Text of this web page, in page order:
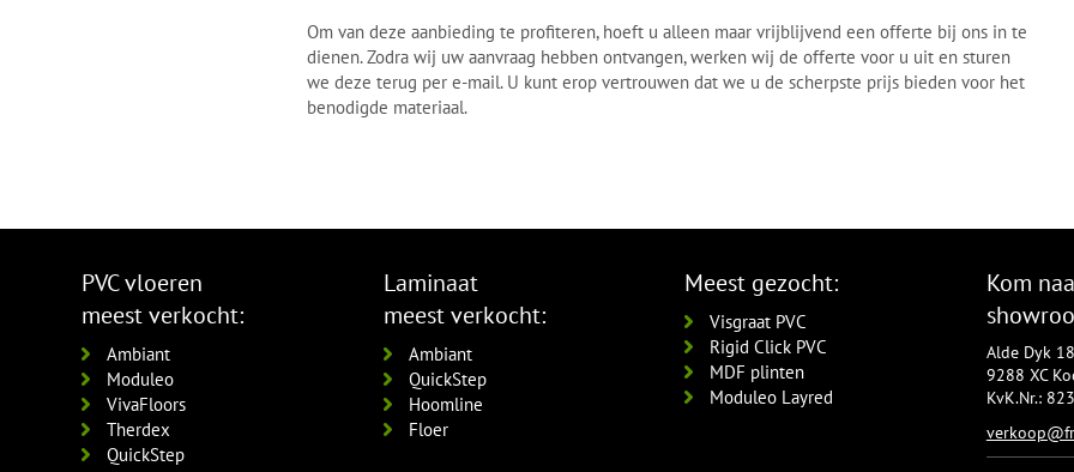
Om van deze aanbieding te profiteren, hoeft u alleen maar vrijblijvend een offerte bij ons in te
dienen. Zodra wij uw aanvraag hebben ontvangen, werken wij de offerte voor u uit en sturen
we deze terug per e-mail. U kunt erop vertrouwen dat we u de scherpste prijs bieden voor het
benodigde materiaal.
PVC vloeren
meest verkocht:
Ambiant
Moduleo
VivaFloors
Therdex
QuickStep
Laminaat
meest verkocht:
Ambiant
QuickStep
Hoomline
Floer
Meest gezocht:
Visgraat PVC
Rigid Click PVC
MDF plinten
Moduleo Layred
Kom
Alde Dyk
9288 XC
KvK.Nr.: